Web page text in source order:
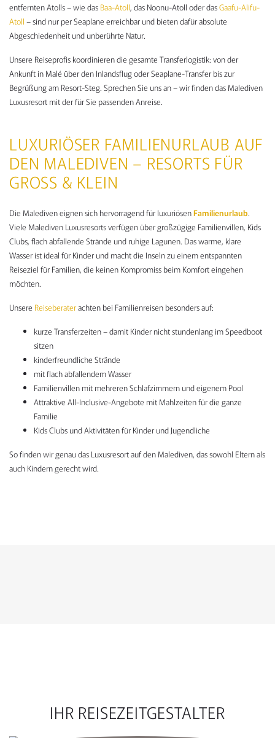
entfernten Atolls – wie das Baa-Atoll, das Noonu-Atoll oder dasGaafu-Alifu-
Atoll – sind nur per Seaplane erreichbar und bieten dafür absolute
Abgeschiedenheit und unberührte Natur.
Unsere Reiseprofis koordinieren die gesamte Transferlogistik: von der
Ankunft in Malé über den Inlandsflug oder Seaplane-Transfer bis zur
Begrüßung am Resort-Steg. Sprechen Sie uns an – wir finden das Malediven
Luxusresort mit der für Sie passenden Anreise.
LUXURIÖSER FAMILIENURLAUB AUF
DEN MALEDIVEN – RESORTS FÜR
GROSS & KLEIN
Die Malediven eignen sich hervorragend für luxuriösenFamilienurlaub.
Viele Malediven Luxusresorts verfügen über großzügige Familienvillen, Kids
Clubs, flach abfallende Strände und ruhige Lagunen. Das warme, klare
Wasser ist ideal für Kinder und macht die Inseln zu einem entspannten
Reiseziel für Familien, die keinen Kompromiss beim Komfort eingehen
möchten.
Unsere Reiseberaterachten bei Familienreisen besonders auf:
kurze Transferzeiten – damit Kinder nicht stundenlang im Speedboot
sitzen
kinderfreundliche Strände
mit flach abfallendem Wasser
Familienvillen mit mehreren Schlafzimmern und eigenem Pool
Attraktive All-Inclusive-Angebote mit Mahlzeiten für die ganze
Familie
Kids Clubs und Aktivitäten für Kinder und Jugendliche
So finden wir genau das Luxusresort auf den Malediven, das sowohl Eltern als
auch Kindern gerecht wird.
IHR REISEZEITGESTALTER